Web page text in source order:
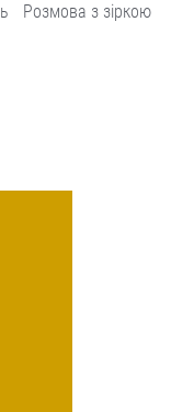
Розмова з зіркою